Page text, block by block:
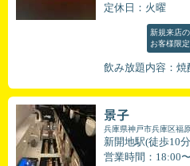
定休日：火曜
新規来店の
お客様限定
飲み放題内容：焼
景子
兵庫県神戸市兵庫区福
新開地駅(徒歩10
営業時間：18:00